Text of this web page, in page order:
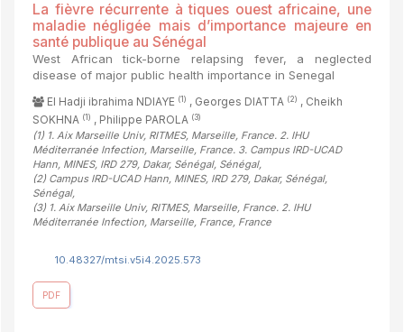
La fièvre récurrente à tiques ouest africaine, une
maladie négligée mais d’importance majeure en
santé publique au Sénégal
West African tick-borne relapsing fever, a neglected
disease of major public health importance in Senegal
El Hadji ibrahima NDIAYE (1) , Georges DIATTA (2) , Cheikh
SOKHNA (1) , Philippe PAROLA (3)
(1) 1. Aix Marseille Univ, RITMES, Marseille, France. 2. IHU
Méditerranée Infection, Marseille, France. 3. Campus IRD-UCAD
Hann, MINES, IRD 279, Dakar, Sénégal, Sénégal,
(2) Campus IRD-UCAD Hann, MINES, IRD 279, Dakar, Sénégal,
Sénégal,
(3) 1. Aix Marseille Univ, RITMES, Marseille, France. 2. IHU
Méditerranée Infection, Marseille, France, France
10.48327/mtsi.v5i4.2025.573
PDF